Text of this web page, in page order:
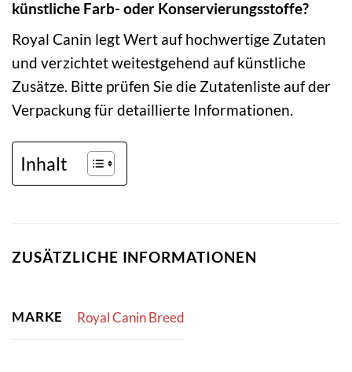
künstliche Farb- oder Konservierungsstoffe?
Royal Canin legt Wert auf hochwertige Zutaten
und verzichtet weitestgehend auf künstliche
Zusätze. Bitte prüfen Sie die Zutatenliste auf der
Verpackung für detaillierte Informationen.
Inhalt
ZUSÄTZLICHE INFORMATIONEN
MARKE Royal Canin Breed